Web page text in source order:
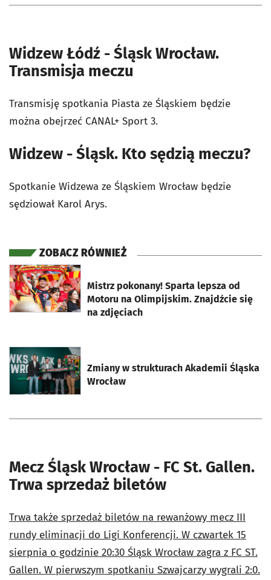
Widzew Łódź - Śląsk Wrocław.
Transmisja meczu
Transmisję spotkania Piasta ze Śląskiem będzie
można obejrzeć CANAL+ Sport 3.
Widzew - Śląsk. Kto sędzią meczu?
Spotkanie Widzewa ze Śląskiem Wrocław będzie
sędziował Karol Arys.
ZOBACZ RÓWNIEŻ
Mistrz pokonany! Sparta lepsza od
Motoru na Olimpijskim. Znajdźcie się
na zdjęciach
otworzy się w nowej karcie
Zmiany w strukturach Akademii Śląska
Wrocław
otworzy się w nowej karcie
Mecz Śląsk Wrocław - FC St. Gallen.
Trwa sprzedaż biletów
Trwa także sprzedaż biletów na rewanżowy mecz III
rundy eliminacji do Ligi Konferencji. W czwartek 15
sierpnia o godzinie 20:30 Śląsk Wrocław zagra z FC ST.
Gallen. W pierwszym spotkaniu Szwajcarzy wygrali 2:0.